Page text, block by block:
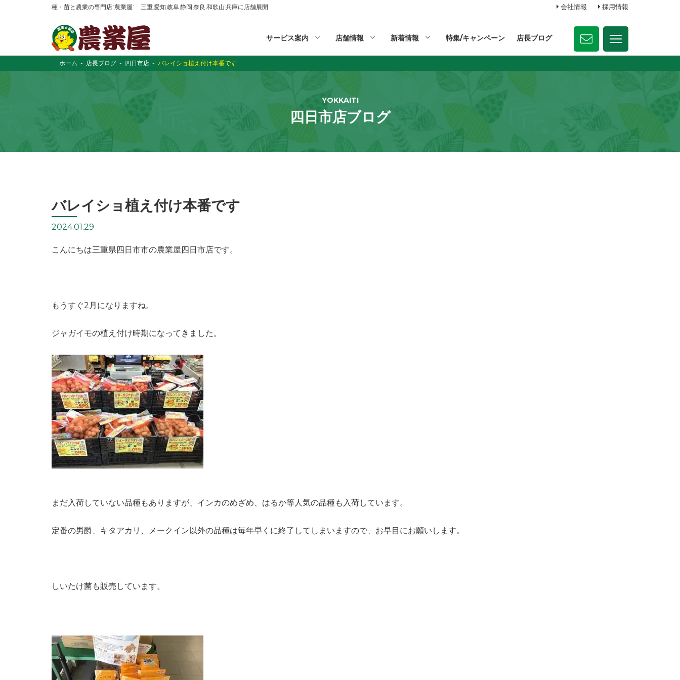
種・苗と農業の専門店“農業屋” 三重,愛知,岐阜,静岡,奈良,和歌山,兵庫に店舗展開 会社情報 採用情報
サービス案内 店舗情報 新着情報 特集/キャンペーン 店長ブログ
ホーム 店長ブログ 四日市店 バレイショ植え付け本番です
YOKKAITI
四日市店ブログ
バレイショ植え付け本番です
2024.01.29
こんにちは三重県四日市市の農業屋四日市店です。
もうすぐ2月になりますね。
ジャガイモの植え付け時期になってきました。
まだ入荷していない品種もありますが、インカのめざめ、はるか等人気の品種も入荷しています。
定番の男爵、キタアカリ、メークイン以外の品種は毎年早くに終了してしまいますので、お早目にお願いします。
しいたけ菌も販売しています。